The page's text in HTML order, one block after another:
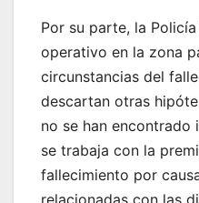
Por su parte, la
operativo en la zona
circunstancias del
descartan otras
no se han encontrado
se trabaja con la
fallecimiento por